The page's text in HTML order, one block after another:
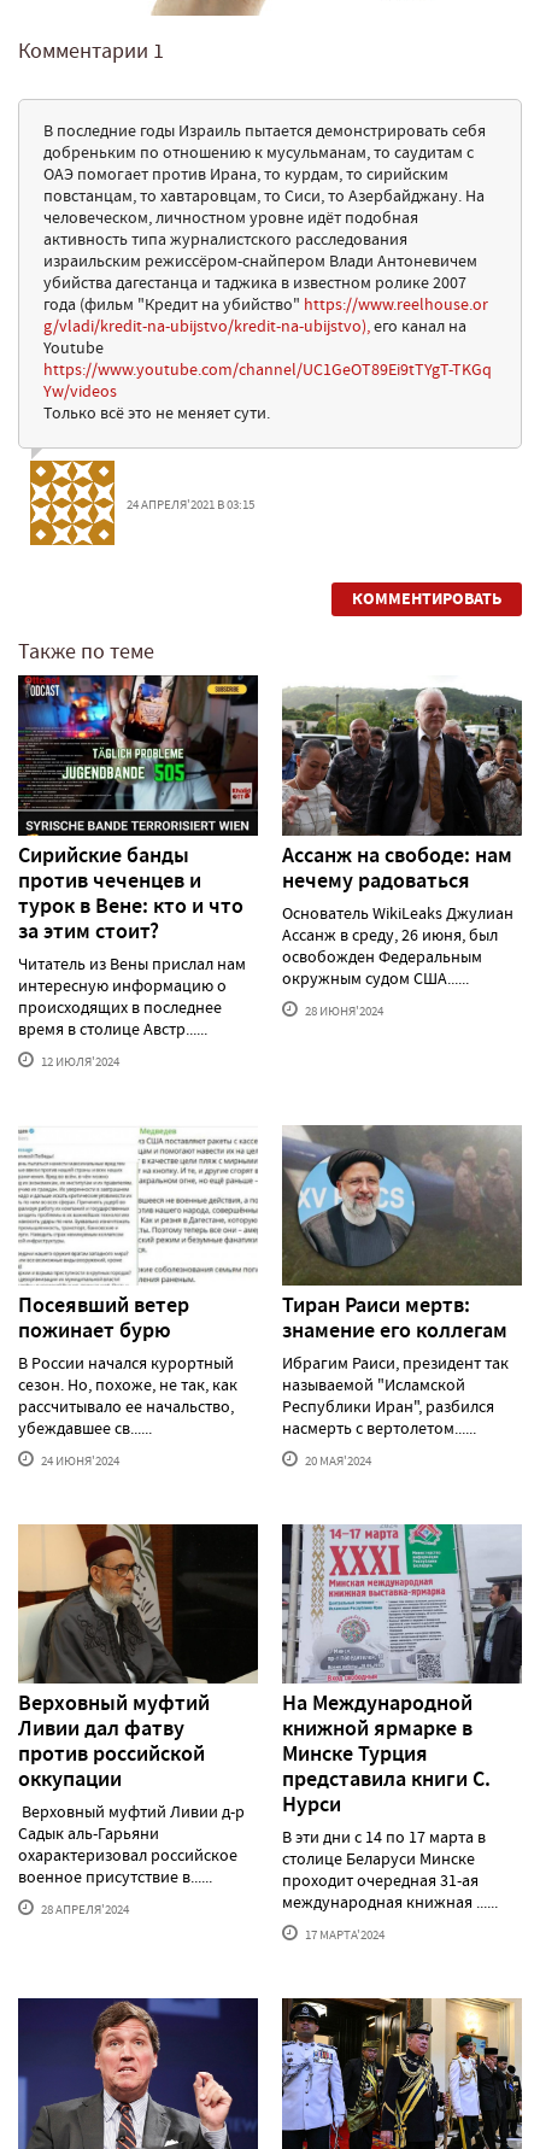
Комментарии 1
В последние годы Израиль пытается демонстрировать себя
добреньким по отношению к мусульманам, то саудитам с
ОАЭ помогает против Ирана, то курдам, то сирийским
повстанцам, то хавтаровцам, то Сиси, то Азербайджану. На
человеческом, личностном уровне идёт подобная
активность типа журналистского расследования
израильским режиссёром-снайпером Влади Антоневичем
убийства дагестанца и таджика в известном ролике 2007
года (фильм "Кредит на убийство" https://www.reelhouse.or
g/vladi/kredit-na-ubijstvo/kredit-na-ubijstvo),его канал на
Youtube
https://www.youtube.com/channel/UC1GeOT89Ei9tTYgT-TKGq
Yw/videos
Только всё это не меняет сути.
24 АПРЕЛЯ'2021 В 03:15
КОММЕНТИРОВАТЬ
Также по теме
Сирийские банды
против чеченцев и
турок в Вене: кто и что
за этим стоит?
Читатель из Вены прислал нам
интересную информацию о
происходящих в последнее
время в столице Австр......
12 ИЮЛЯ'2024
Ассанж на свободе: нам
нечему радоваться
Основатель WikiLeaks Джулиан
Ассанж в среду, 26 июня, был
освобожден Федеральным
окружным судом США......
28 ИЮНЯ'2024
Посеявший ветер
пожинает бурю
В России начался курортный
сезон. Но, похоже, не так, как
рассчитывало ее начальство,
убеждавшее св......
24 ИЮНЯ'2024
Тиран Раиси мертв:
знамение его коллегам
Ибрагим Раиси, президент так
называемой "Исламской
Республики Иран", разбился
насмерть с вертолетом......
20 МАЯ'2024
Верховный муфтий
Ливии дал фатву
против российской
оккупации
Верховный муфтий Ливии д-р
Садык аль-Гарьяни
охарактеризовал российское
военное присутствие в......
28 АПРЕЛЯ'2024
На Международной
книжной ярмарке в
Минске Турция
представила книги С.
Нурси
В эти дни с 14 по 17 марта в
столице Беларуси Минске
проходит очередная 31-ая
международная книжная ......
17 МАРТА'2024